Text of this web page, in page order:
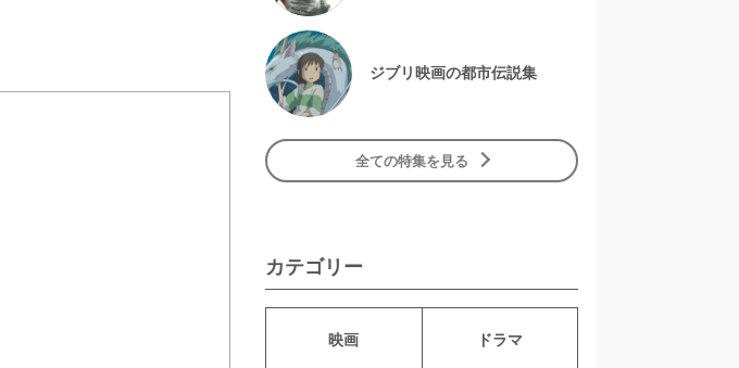
ジブリ映画の都市伝説集
全ての特集を見る
カテゴリー
映画 ドラマ